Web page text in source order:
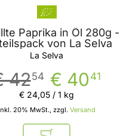
Paprika in Öl 280g
von La Selva
La Selva
€ 4041
4254
20% MwSt., zzgl. Versand
€ 24,05 / 1 kg